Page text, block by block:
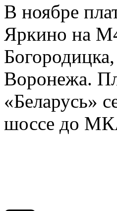
В ноябре
Яркино на
Воронежа.
«Беларусь»
шоссе до